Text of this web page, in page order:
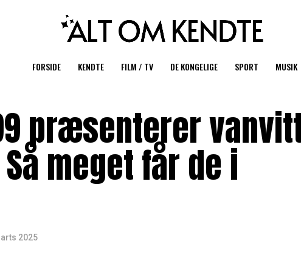
FORSIDE KENDTE FILM / TV DE KONGELIGE SPORT MUSIK
præsenterer
meget får de i
2025